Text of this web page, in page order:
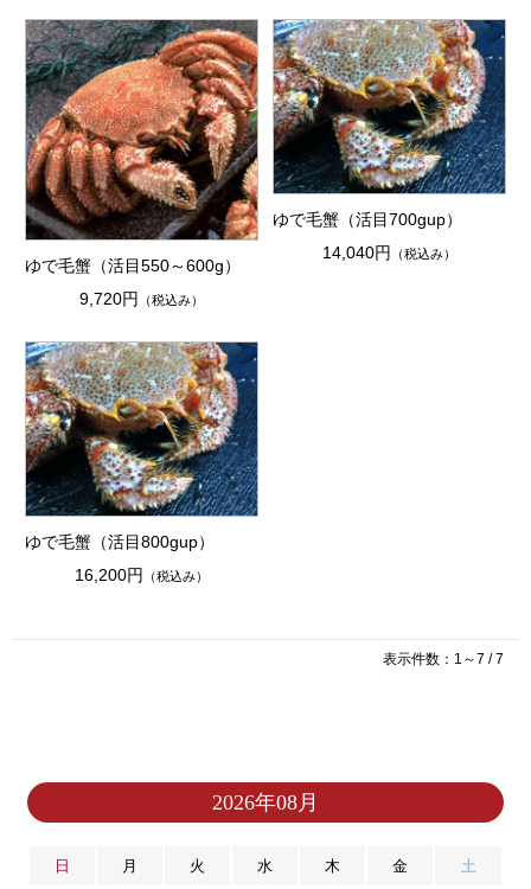
ゆで毛蟹（活目550～600g）
9,720円
（税込み）
ゆで毛蟹（活目700gup）
14,040円
（税込み）
ゆで毛蟹（活目800gup）
16,200円
（税込み）
表示件数：1～7 / 7
2026年08月
日 月 火 水 木 金 土